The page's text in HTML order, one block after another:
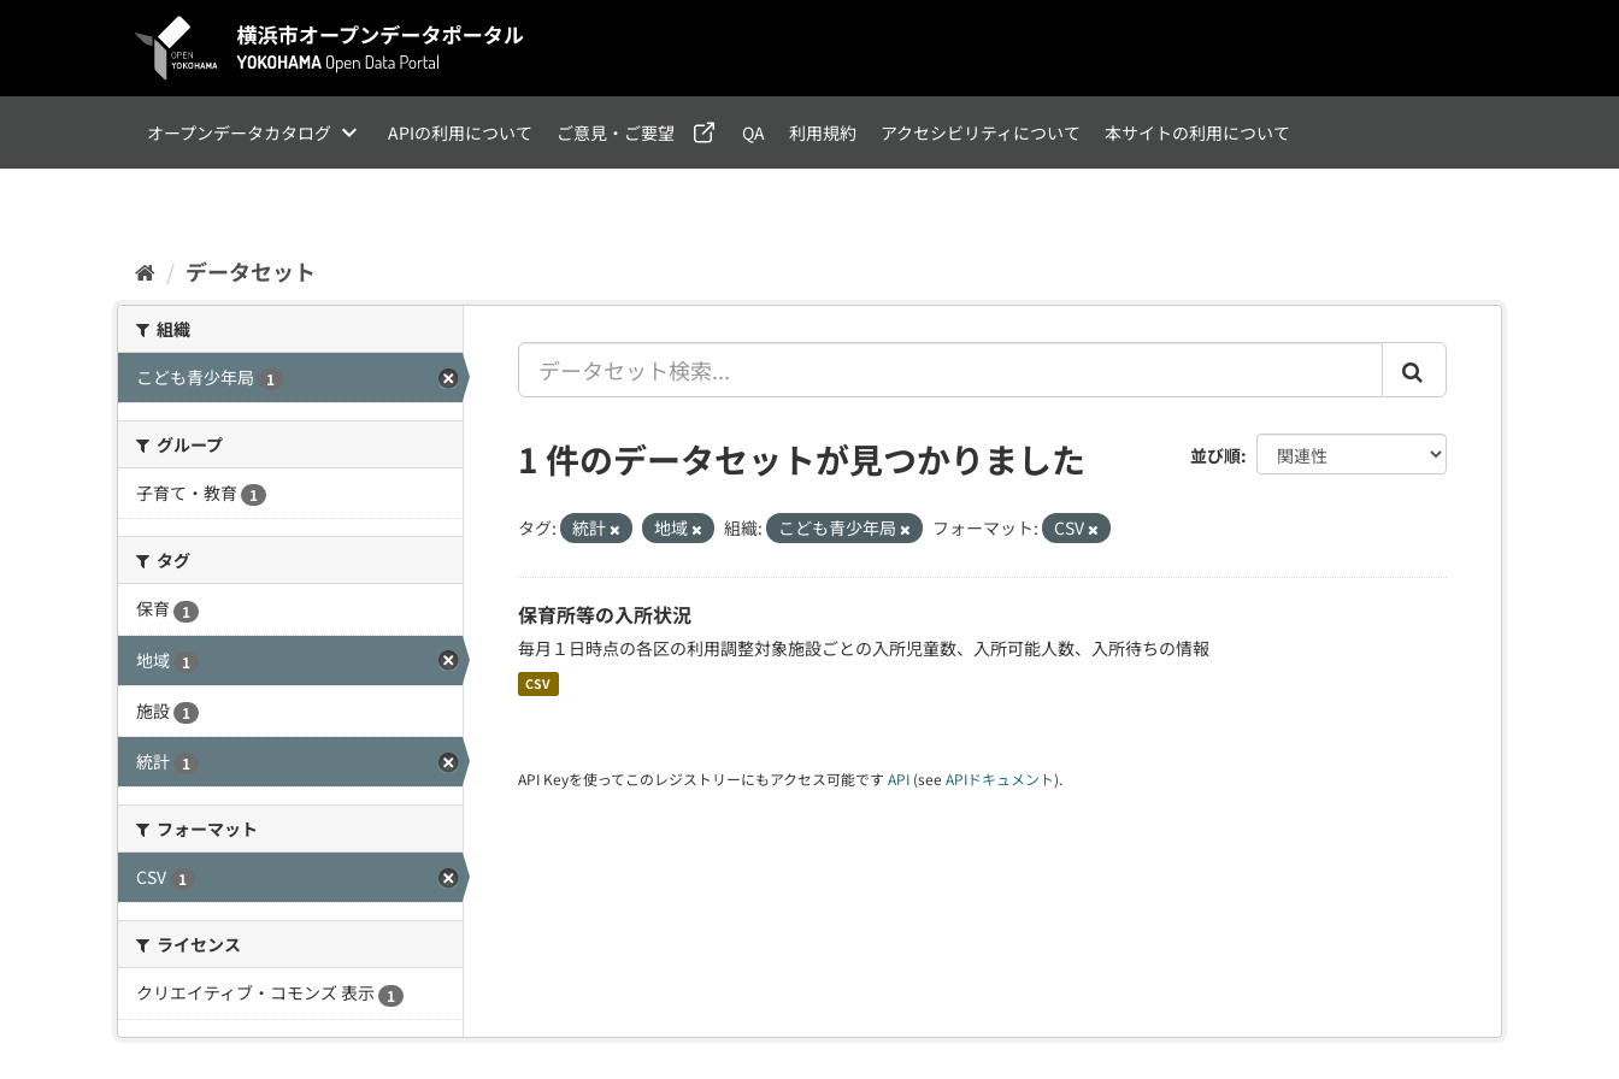
オープンデータカタログ APIの利用について ご意見・ご要望 QA 利用規約 アクセシビリティについて 本サイトの利用について
データセット
組織
こども青少年局
1
グループ
子育て・教育
1
タグ
保育
1
地域 1
施設 1
統計 1
フォーマット
CSV
1
ライセンス
クリエイティブ・コモンズ 表示
1
並び順
1 件のデータセットが見つかりました
タグ: 統計 地域 組織: こども青少年局 フォーマット: CSV
保育所等の入所状況
毎月１日時点の各区の利用調整対象施設ごとの入所児童数、入所可能人数、入所待ちの情報
CSV
API Keyを使ってこのレジストリーにもアクセス可能です API (see APIドキュメント).